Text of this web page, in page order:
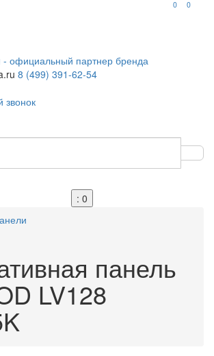
0 0
8 (499) 391-62-54
звонок
: 0
панель
LV128